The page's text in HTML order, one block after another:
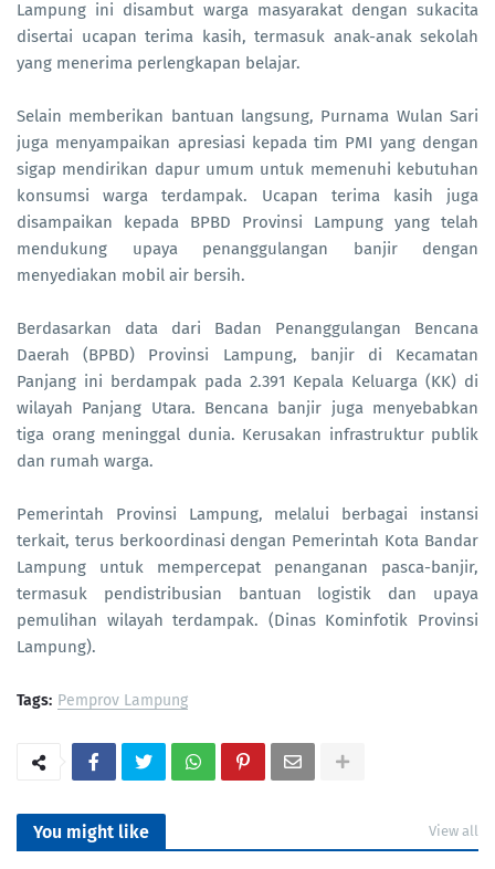
Lampung ini disambut warga masyarakat dengan sukacita
disertai ucapan terima kasih, termasuk anak-anak sekolah
yang menerima perlengkapan belajar.
Selain memberikan bantuan langsung, Purnama Wulan Sari
juga menyampaikan apresiasi kepada tim PMI yang dengan
sigap mendirikan dapur umum untuk memenuhi kebutuhan
konsumsi warga terdampak. Ucapan terima kasih juga
disampaikan kepada BPBD Provinsi Lampung yang telah
mendukung upaya penanggulangan banjir dengan
menyediakan mobil air bersih.
Berdasarkan data dari Badan Penanggulangan Bencana
Daerah (BPBD) Provinsi Lampung, banjir di Kecamatan
Panjang ini berdampak pada 2.391 Kepala Keluarga (KK) di
wilayah Panjang Utara. Bencana banjir juga menyebabkan
tiga orang meninggal dunia. Kerusakan infrastruktur publik
dan rumah warga.
Pemerintah Provinsi Lampung, melalui berbagai instansi
terkait, terus berkoordinasi dengan Pemerintah Kota Bandar
Lampung untuk mempercepat penanganan pasca-banjir,
termasuk pendistribusian bantuan logistik dan upaya
pemulihan wilayah terdampak. (Dinas Kominfotik Provinsi
Lampung).
Tags: Pemprov Lampung
You might like View all